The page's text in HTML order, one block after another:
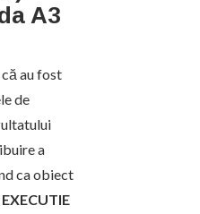
A3
au fost
de
a
ca obiect